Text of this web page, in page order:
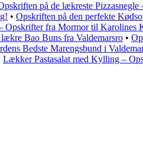
på de lækreste Pizzasnegle
• Opskriften på den perfekte
Opskrifter fra Mormor til Karolines
Bao Buns fra Valdemarsro •
Bedste Marengsbund i
Lækker Pastasalat med Kylling –